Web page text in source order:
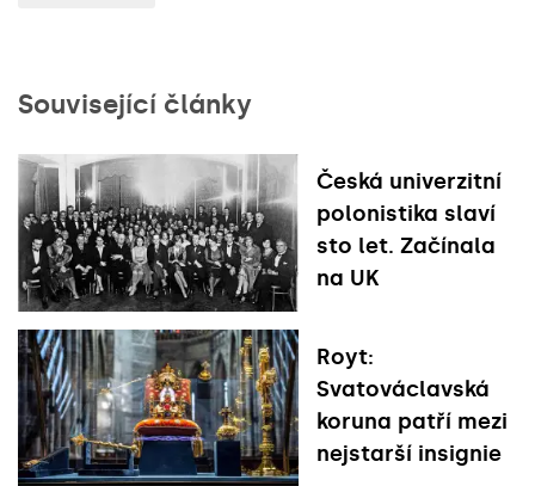
Související články
Česká univerzitní
polonistika slaví
sto let. Začínala
na UK
Royt:
Svatováclavská
koruna patří mezi
nejstarší insignie